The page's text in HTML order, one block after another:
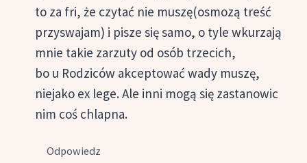
to za fri, że czytać nie muszę(osmozą treść
przyswajam) i pisze się samo, o tyle wkurzają
mnie takie zarzuty od osób trzecich,
bo u Rodziców akceptować wady muszę,
niejako ex lege. Ale inni mogą się zastanowic
nim coś chlapna.
Odpowiedz